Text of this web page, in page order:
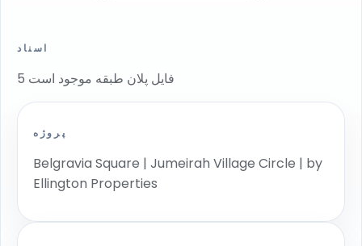
اسناد
5 فایل پلان طبقه موجود است
پروژه
Belgravia Square | Jumeirah Village Circle | by
Ellington Properties